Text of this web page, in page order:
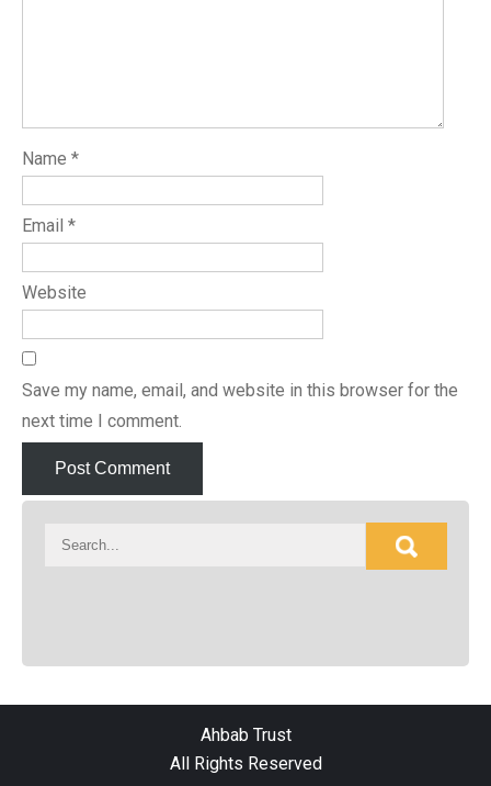
Name *
Email *
Website
Save my name, email, and website in this browser for the
next time I comment.
Ahbab Trust
All Rights Reserved